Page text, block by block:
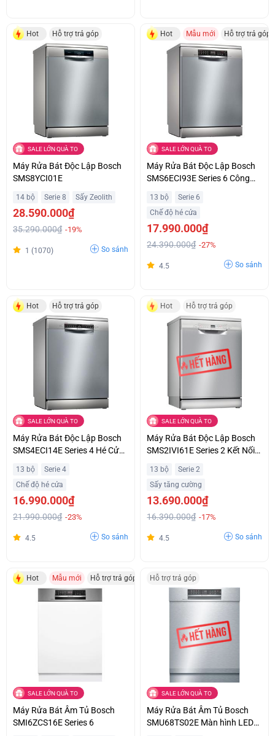
Hot Hỗ trợ trả góp
SALE LỚN QUÀ TO
Máy Rửa Bát Độc Lập Bosch
SMS8YCI01E
14 bộ Serie 8 Sấy Zeolith
28.590.000₫
35.290.000₫ -19%
1 (1070) So sánh
Hot Mẫu mới Hỗ trợ trả góp
SALE LỚN QUÀ TO
Máy Rửa Bát Độc Lập Bosch
SMS6ECI93E Series 6 Công
13 bộ
Serie 6
Chế độ hé cửa
17.990.000₫
24.390.000₫ -27%
4.5 So sánh
Hot Hỗ trợ trả góp
SALE LỚN QUÀ TO
Máy Rửa Bát Độc Lập Bosch
SMS4ECI14E Series 4 Hé Cửa
13 bộ
Serie 4
Chế độ hé cửa
16.990.000₫
21.990.000₫ -23%
4.5 So sánh
Hot Hỗ trợ trả góp
SALE LỚN QUÀ TO
Máy Rửa Bát Độc Lập Bosch
SMS2IVI61E Series 2 Kết Nối
Hỗ Trợ Trả Góp
13 bộ
Serie 2
Sấy tăng cường
13.690.000₫
16.390.000₫ -17%
4.5 So sánh
Hot Mẫu mới Hỗ trợ trả góp
SALE LỚN QUÀ TO
Máy Rửa Bát Âm Tủ Bosch
SMI6ZCS16E Series 6
Hỗ trợ trả góp
SALE LỚN QUÀ TO
Máy Rửa Bát Âm Tủ Bosch
SMU68TS02E Màn hình LED